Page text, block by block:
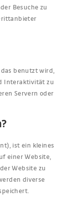
Besuche zu
benutzt wird,
Interaktivität zu
Servern oder
ist ein kleines
einer Website,
Website zu
diverse